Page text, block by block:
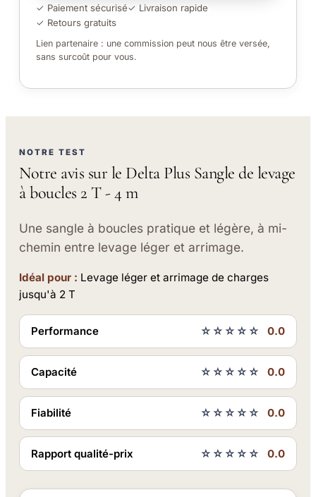
✓ Paiement sécurisé✓ Livraison rapide
✓ Retours gratuits
Lien partenaire : une commission peut nous être versée,
sans surcoût pour vous.
NOTRE TEST
Notre avis sur le Delta Plus Sangle de levage
à boucles 2 T - 4 m
Une sangle à boucles pratique et légère, à mi-
chemin entre levage léger et arrimage.
Idéal pour : Levage léger et arrimage de charges
jusqu'à 2 T
Performance ☆☆☆☆☆ 0.0
Capacité ☆☆☆☆☆ 0.0
Fiabilité ☆☆☆☆☆ 0.0
Rapport qualité-prix ☆☆☆☆☆ 0.0